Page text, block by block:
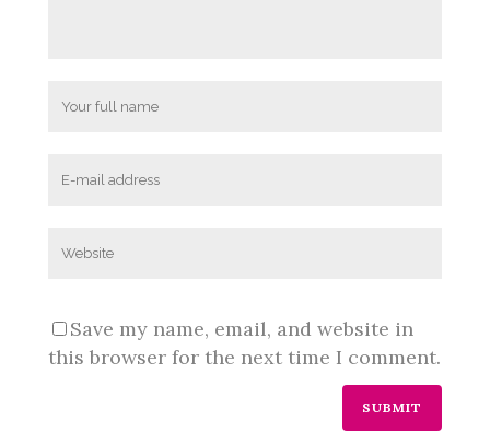
Save my name, email, and website in
this browser for the next time I comment.